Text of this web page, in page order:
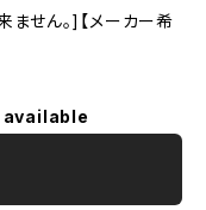
せん。]【メーカー希